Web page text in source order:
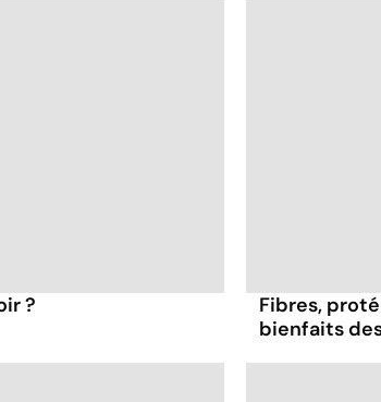
?
Fibres,
bienfaits